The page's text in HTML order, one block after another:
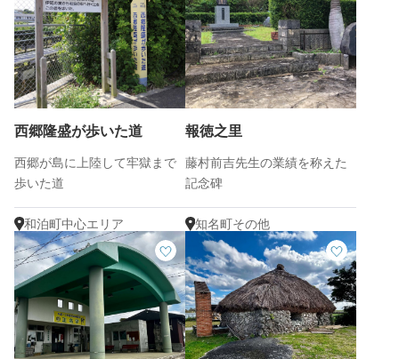
西郷隆盛が歩いた道
西郷が島に上陸して牢獄まで
歩いた道
和泊町中心エリア
報徳之里
藤村前吉先生の業績を称えた
記念碑
知名町その他